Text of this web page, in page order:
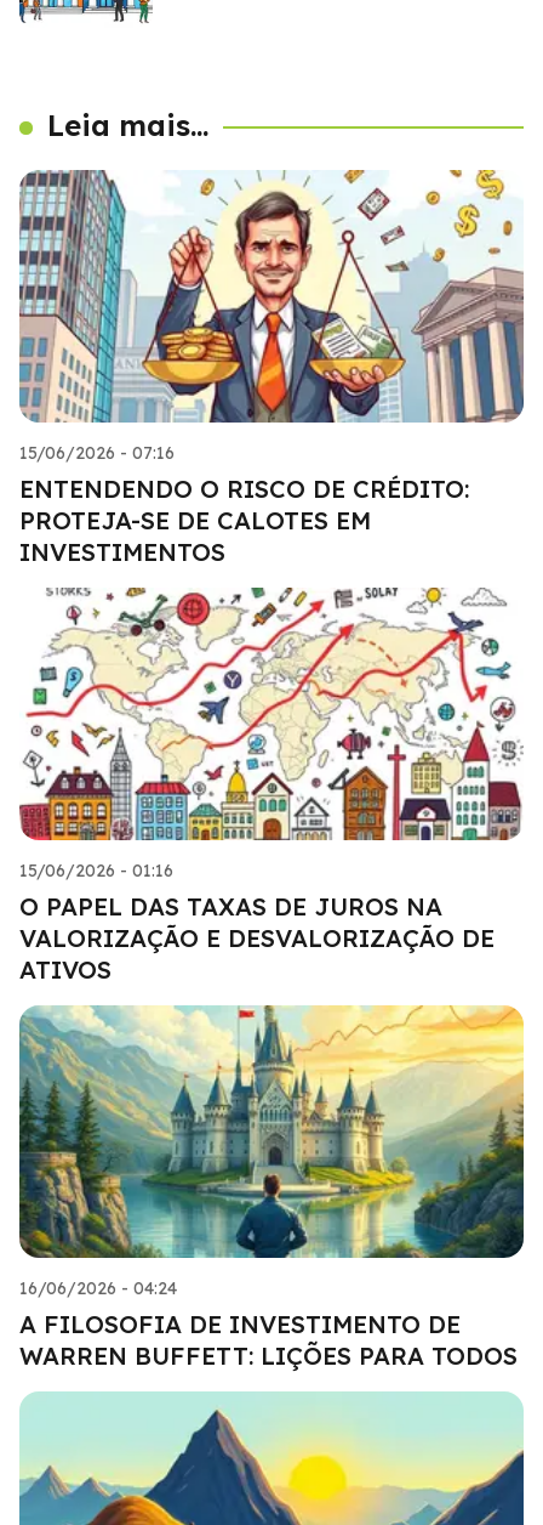
Leia mais...
15/06/2026 - 07:16
ENTENDENDO O RISCO DE CRÉDITO:
PROTEJA-SE DE CALOTES EM
INVESTIMENTOS
15/06/2026 - 01:16
O PAPEL DAS TAXAS DE JUROS NA
VALORIZAÇÃO E DESVALORIZAÇÃO DE
ATIVOS
16/06/2026 - 04:24
A FILOSOFIA DE INVESTIMENTO DE
WARREN BUFFETT: LIÇÕES PARA TODOS